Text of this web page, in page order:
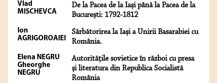
Vlad
MISCHEVCA
De la Pacea de la Iași până la Pacea de la
București: 1792-1812
Ion
AGRIGOROAIEI
Sărbătorirea la Iași a Unirii Basarabiei cu
România.
Elena NEGRU
Gheorghe
NEGRU
Autoritățile sovietice în război cu presa
și literatura din Republica Socialistă
România